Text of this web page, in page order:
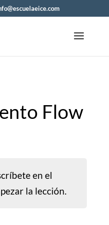
Flow
en el
la lección.